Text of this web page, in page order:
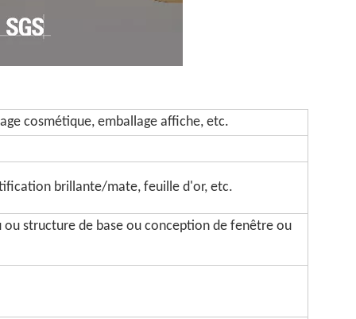
cosmétique, emballage affiche, etc.
brillante/mate, feuille d'or, etc.
structure de base ou conception de fenêtre ou